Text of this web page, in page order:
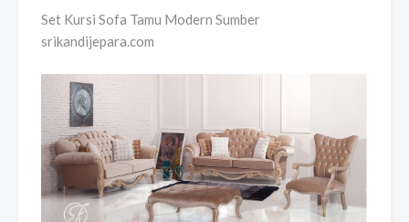
Set Kursi Sofa Tamu Modern Sumber
srikandijepara.com